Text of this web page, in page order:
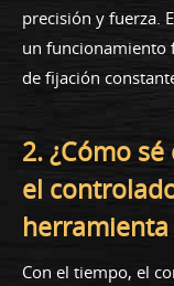
precisión y fuerza.
un
de fijación
2. ¿Cómo
el
Con el tiempo, el